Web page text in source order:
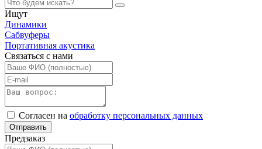
Ищут
Динамики
Сабвуферы
Портативная акустика
Связаться с нами
Согласен на обработку персональных данных
Отправить
Предзаказ